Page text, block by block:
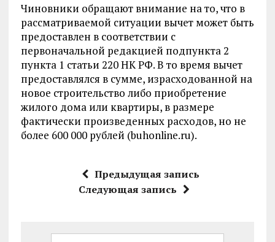
Чиновники обращают внимание на то, что в
рассматриваемой ситуации вычет может быть
предоставлен в соответствии с
первоначальной редакцией подпункта 2
пункта 1 статьи 220 НК РФ. В то время вычет
предоставлялся в сумме, израсходованной на
новое строительство либо приобретение
жилого дома или квартиры, в размере
фактически произведенных расходов, но не
более 600 000 рублей (buhonline.ru).
Предыдущая запись
Следующая запись